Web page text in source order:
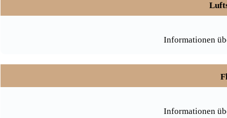
Informationen
Informationen